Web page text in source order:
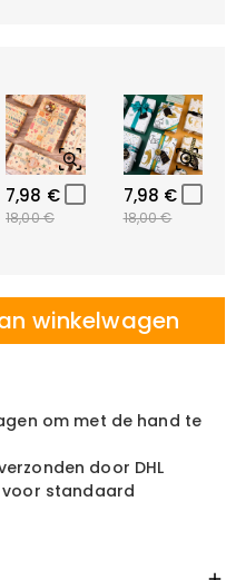
7,98 €
18,00 €
7,98 €
18,00 €
winkelwagen
om met de hand te
door DHL
voor standaard